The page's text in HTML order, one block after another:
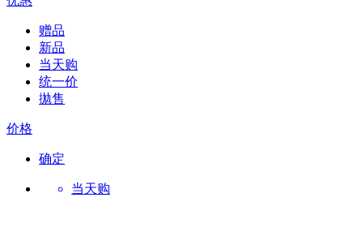
赠品
新品
当天购
统一价
拋售
价格
确定
当天购